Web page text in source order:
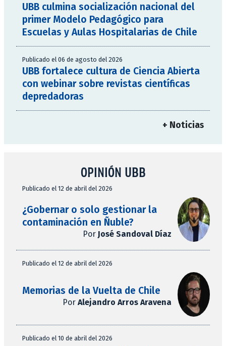
UBB culmina socialización nacional del
primer Modelo Pedagógico para
Escuelas y Aulas Hospitalarias de Chile
Publicado el 06 de agosto del 2026
UBB fortalece cultura de Ciencia Abierta
con webinar sobre revistas científicas
depredadoras
+ Noticias
OPINIÓN UBB
Publicado el 12 de abril del 2026
¿Gobernar o solo gestionar la
contaminación en Ñuble?
Por José Sandoval Díaz
Publicado el 12 de abril del 2026
Memorias de la Vuelta de Chile
Por Alejandro Arros Aravena
Publicado el 10 de abril del 2026